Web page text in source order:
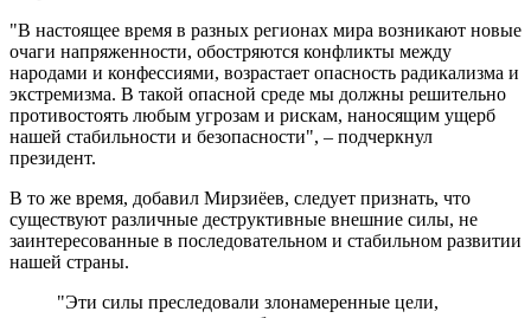
"В настоящее время в разных регионах мира возникают новые
очаги напряженности, обостряются конфликты между
народами и конфессиями, возрастает опасность радикализма и
экстремизма. В такой опасной среде мы должны решительно
противостоять любым угрозам и рискам, наносящим ущерб
нашей стабильности и безопасности", – подчеркнул
президент.
В то же время, добавил Мирзиёев, следует признать, что
существуют различные деструктивные внешние силы, не
заинтересованные в последовательном и стабильном развитии
нашей страны.
"Эти силы преследовали злонамеренные цели,